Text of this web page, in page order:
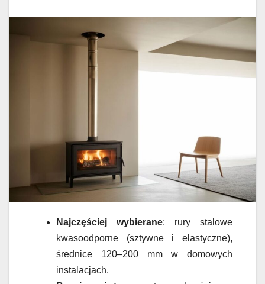
Najczęściej wybierane: rury stalowe
kwasoodporne (sztywne i elastyczne),
średnice 120–200 mm w domowych
instalacjach.